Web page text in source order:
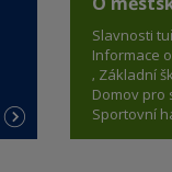
Slavnosti
Informace
Základní
Domov pro
Sportovní